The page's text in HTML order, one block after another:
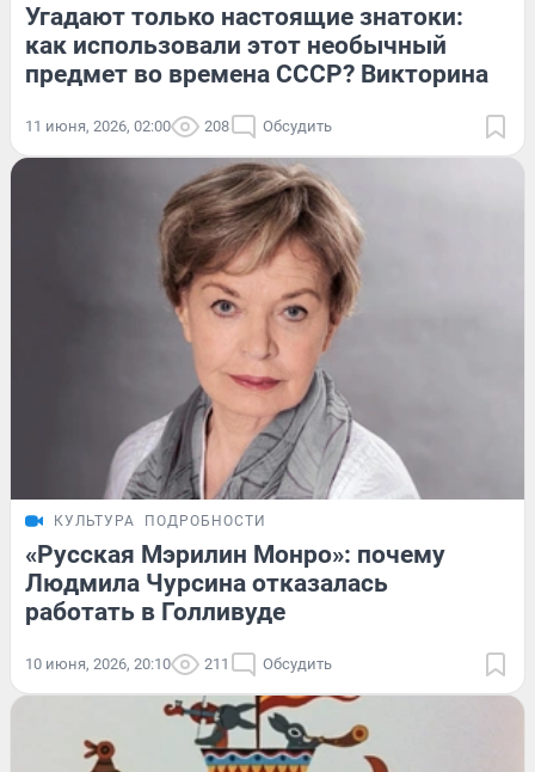
Угадают только настоящие знатоки:
как использовали этот необычный
предмет во времена СССР? Викторина
11 июня, 2026, 02:00 208 Обсудить
КУЛЬТУРА ПОДРОБНОСТИ
«Русская Мэрилин Монро»: почему
Людмила Чурсина отказалась
работать в Голливуде
10 июня, 2026, 20:10 211 Обсудить